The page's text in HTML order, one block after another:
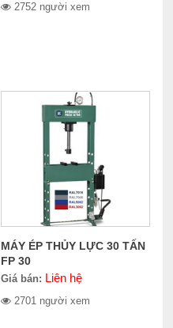
2752 người xem
MÁY ÉP THỦY LỰC 30 TẤN
FP 30
Giá bán: Liên hệ
2701 người xem